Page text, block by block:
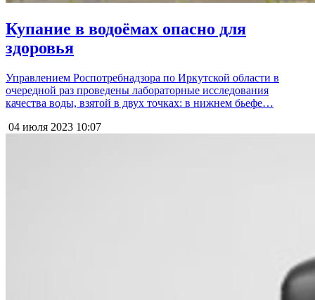
Купание в водоёмах опасно для
здоровья
Управлением Роспотребнадзора по Иркутской области в
очередной раз проведены лабораторные исследования
качества воды, взятой в двух точках: в нижнем бьефе…
04 июля 2023 10:07